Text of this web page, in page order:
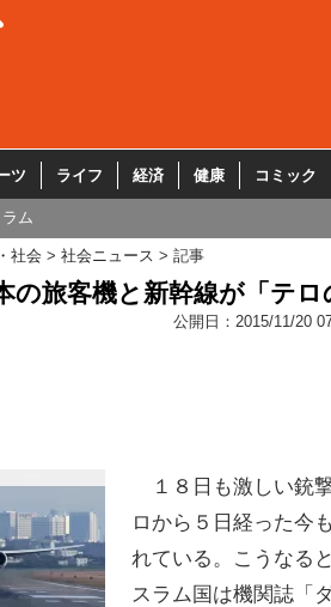
ツ ライフ 経済 健康 コミック
ラム
社会 社会ニュース 記事
旅客機と新幹線が「テロ
公開日： 2015/11/20
１８日も激しい銃
ロから５日経った今
れている。こうなる
スラム国は機関誌「